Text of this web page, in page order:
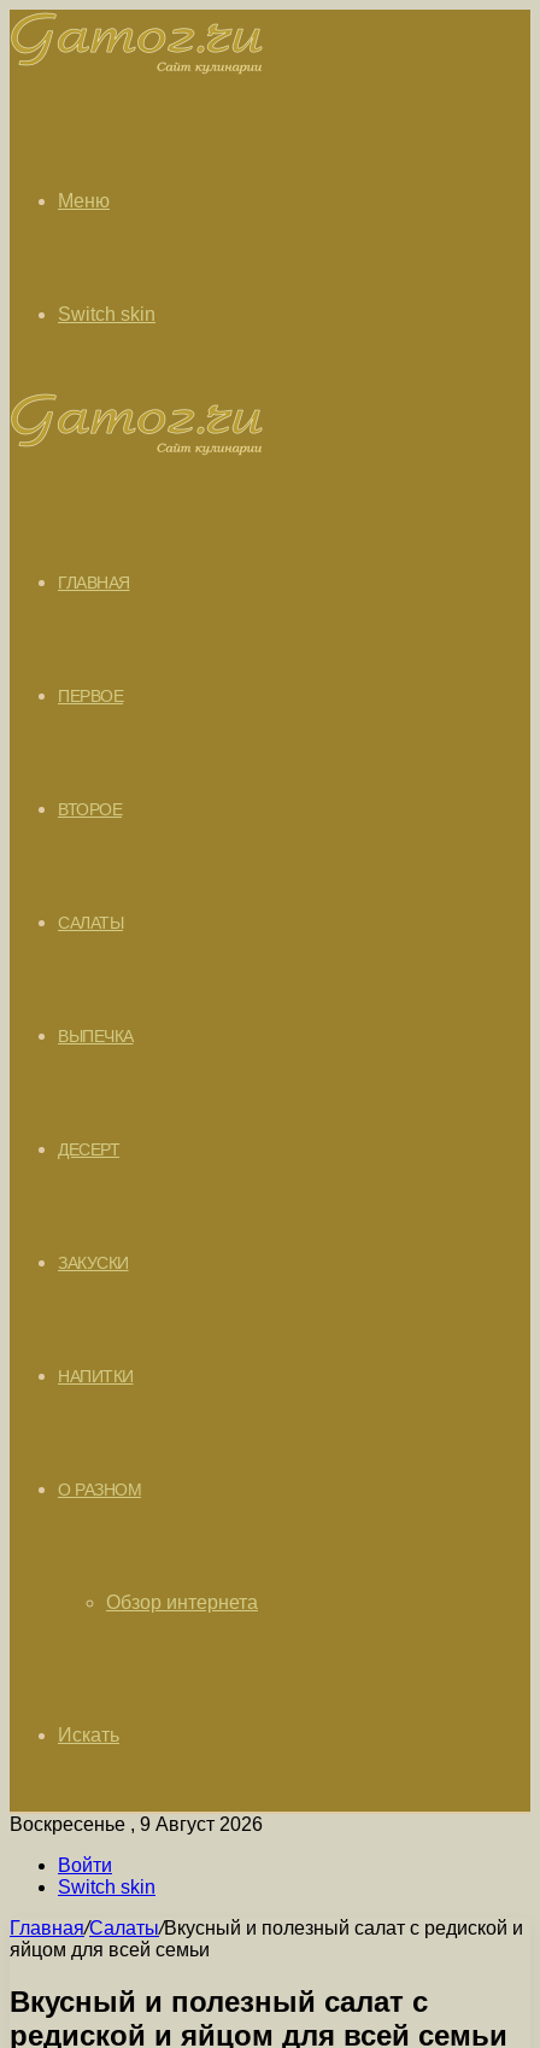
Меню
Switch skin
ГЛАВНАЯ
ПЕРВОЕ
ВТОРОЕ
САЛАТЫ
ВЫПЕЧКА
ДЕСЕРТ
ЗАКУСКИ
НАПИТКИ
О РАЗНОМ
Обзор интернета
Искать
Воскресенье , 9 Август 2026
Войти
Switch skin
Главная/Салаты/Вкусный и полезный салат с редиской и
яйцом для всей семьи
Вкусный и полезный салат с
редиской и яйцом для всей семьи